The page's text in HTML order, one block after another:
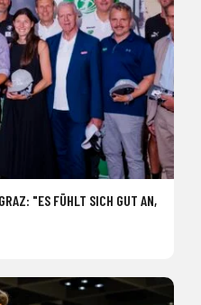
"ES FÜHLT SICH GUT AN,